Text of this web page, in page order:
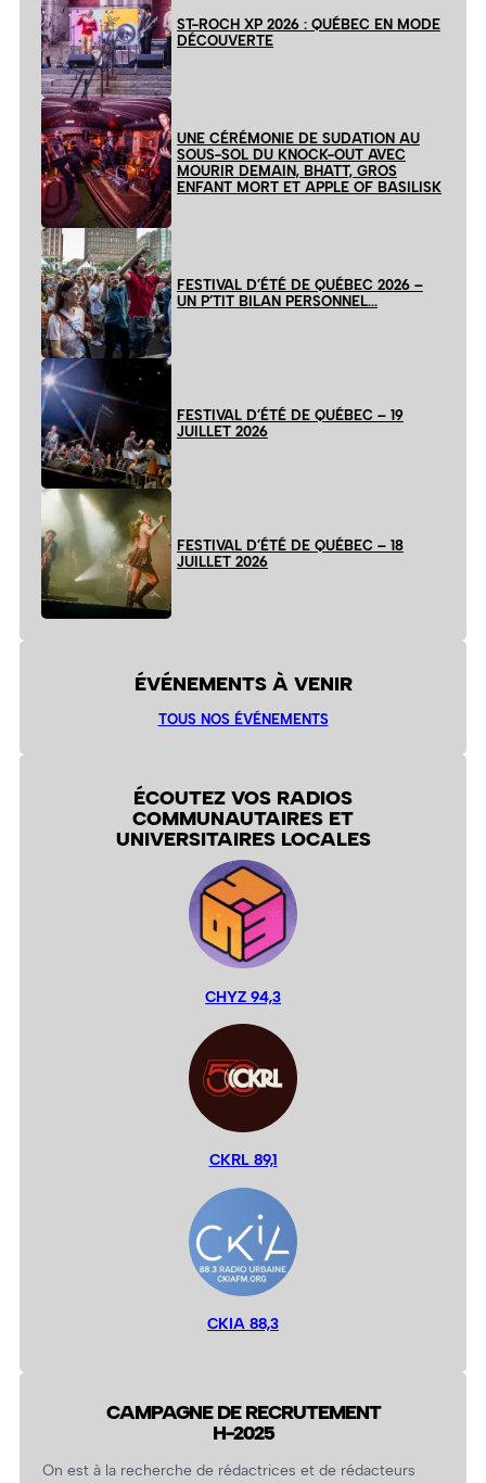
ST-ROCH XP 2026 : QUÉBEC EN MODE
DÉCOUVERTE
UNE CÉRÉMONIE DE SUDATION AU
SOUS-SOL DU KNOCK-OUT AVEC
MOURIR DEMAIN, BHATT, GROS
ENFANT MORT ET APPLE OF BASILISK
FESTIVAL D’ÉTÉ DE QUÉBEC 2026 –
UN P’TIT BILAN PERSONNEL…
FESTIVAL D’ÉTÉ DE QUÉBEC – 19
JUILLET 2026
FESTIVAL D’ÉTÉ DE QUÉBEC – 18
JUILLET 2026
ÉVÉNEMENTS À VENIR
TOUS NOS ÉVÉNEMENTS
ÉCOUTEZ VOS RADIOS
COMMUNAUTAIRES ET
UNIVERSITAIRES LOCALES
CHYZ 94,3
CKRL 89,1
CKIA 88,3
CAMPAGNE DE RECRUTEMENT
H-2025
On est à la recherche de rédactrices et de rédacteurs